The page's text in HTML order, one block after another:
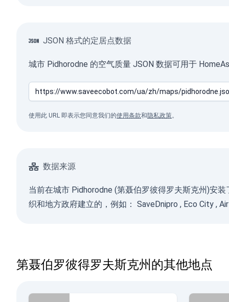
JSON 格式的定居点数据
城市 Pidhorodne 的空气质量 JSON 数据可用于
使用此 URL 即表示您同意我们的使用条款和隐私政策。
数据来源
当前在城市 Pidhorodne (第聂伯罗彼得罗夫斯克州)安
织和地方政府建立的，例如： SaveDnipro , Eco City ,
第聂伯罗彼得罗夫斯克州的其他地点